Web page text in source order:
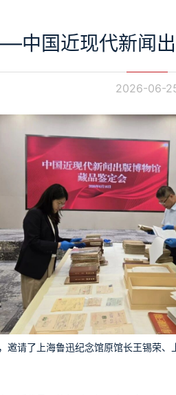
中国近现代新闻
2026-06-
请了上海鲁迅纪念馆原馆长王锡荣